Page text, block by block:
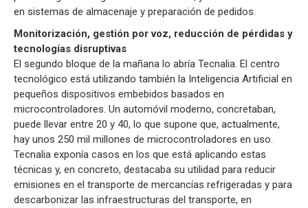
en sistemas de almacenaje y preparación de pedidos.
Monitorización, gestión por voz, reducción de pérdidas y
tecnologías disruptivas
El segundo bloque de la mañana lo abría Tecnalia. El centro
tecnológico está utilizando también la Inteligencia Artificial en
pequeños dispositivos embebidos basados en
microcontroladores. Un automóvil moderno, concretaban,
puede llevar entre 20 y 40, lo que supone que, actualmente,
hay unos 250 mil millones de microcontroladores en uso.
Tecnalia exponía casos en los que está aplicando estas
técnicas y, en concreto, destacaba su utilidad para reducir
emisiones en el transporte de mercancías refrigeradas y para
descarbonizar las infraestructuras del transporte, en